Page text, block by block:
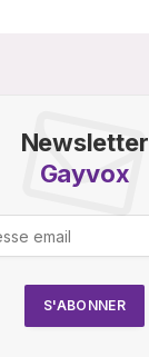
Newsletter
Gayvox